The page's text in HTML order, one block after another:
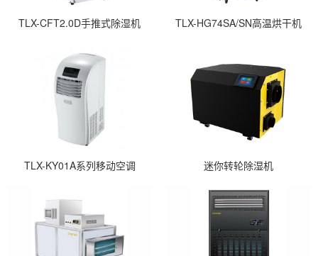
TLX-CFT2.0D手推式除湿机 TLX-HG74SA/SN高温烘干机
TLX-KY01A系列移动空调 迷你转轮除湿机